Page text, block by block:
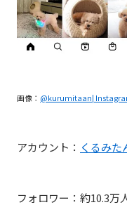
画像： @kurumitaan|
アカウント： くるみ
フォロワー：約10.3万